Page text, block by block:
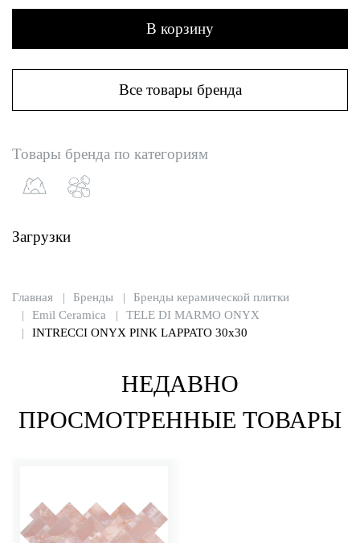
В корзину
Все товары бренда
Товары бренда по категориям
Загрузки
Главная Бренды
Бренды керамической плитки
Emil Ceramica
TELE DI MARMO ONYX
INTRECCI ONYX PINK LAPPATO 30x30
НЕДАВНО
ПРОСМОТРЕННЫЕ ТОВАРЫ